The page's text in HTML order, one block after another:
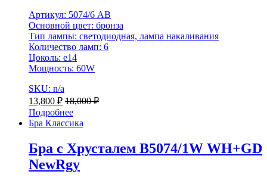
Артикул: 5074/6 AB
Основной цвет: бронза
Тип лампы: светодиодная, лампа накаливания
Количество ламп: 6
Цоколь: e14
Мощность: 60W
SKU: n/a
13,800 ₽ 18,000₽
Подробнее
Бра Классика
Бра с Хрусталем B5074/1W WH+GD
NewRgy